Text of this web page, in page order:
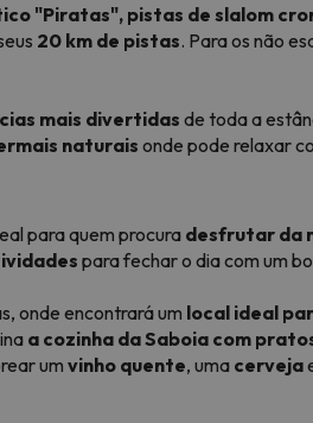
"Piratas",pistas de slalom
20 km de pistas. Para os não
mais divertidasde toda a
naturaisonde pode relaxar
para quem procuradesfrutar da
para fechar o dia com um
onde encontrará um local ideal
a cozinha da Saboia com
umvinho quente, uma cerveja